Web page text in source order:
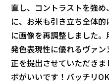
直し、コントラストを強
に、お米も引き立ち全体
に画像を再調整しました
発色表現性に優れるヴァ
正を提出させていただき
ボがいいです！バッチリ